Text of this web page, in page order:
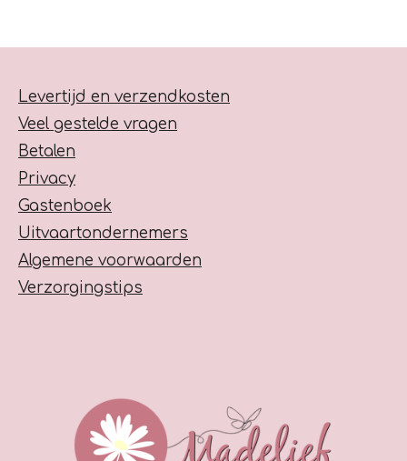
Levertijd en verzendkosten
Veel gestelde vragen
Betalen
Privacy
Gastenboek
Uitvaartondernemers
Algemene voorwaarden
Verzorgingstips